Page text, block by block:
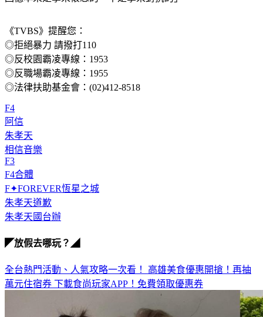
《TVBS》提醒您：
◎拒絕暴力 請撥打110
◎反校園霸凌專線：1953
◎反職場霸凌專線：1955
◎法律扶助基金會：(02)412-8518
F4
阿信
朱孝天
相信音樂
F3
F4合體
F✦FOREVER恆星之城
朱孝天道歉
朱孝天國台辦
◤放假去哪玩？◢
全台熱門活動、人氣攻略一次看！ 高雄美食優惠開搶！再抽
萬元住宿券 下載食尚玩家APP！免費領取優惠券